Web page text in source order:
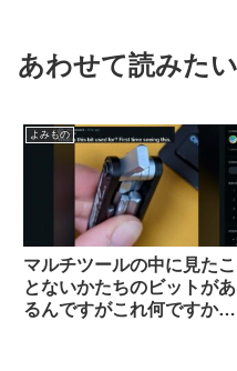
あわせて読みた
よみもの
マルチツールの中に見たこ
とないかたちのビットがあ
るんですがこれ何ですか？